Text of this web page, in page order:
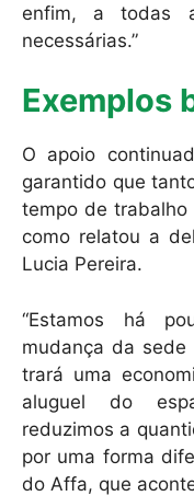
enfim, a todas
necessárias.”
Exemplos
O apoio
garantido que
tempo de trabalho
como relatou a
Lucia Pereira.
“Estamos há
mudança da sede
trará uma
aluguel do
reduzimos a
por uma forma
do Affa, que